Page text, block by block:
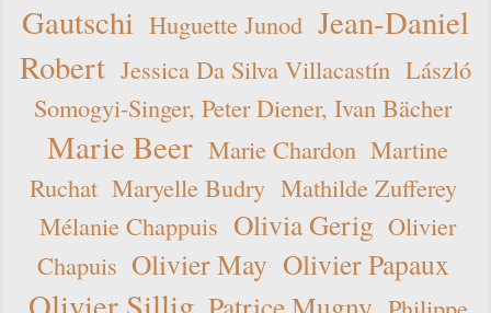
Gautschi Huguette Junod Jean-Daniel
Robert Jessica Da Silva Villacastín László
Somogyi-Singer, Peter Diener, Ivan Bächer
Marie Beer Marie Chardon Martine
Ruchat Maryelle Budry Mathilde Zufferey
Mélanie Chappuis Olivia Gerig Olivier
Chapuis Olivier May Olivier Papaux